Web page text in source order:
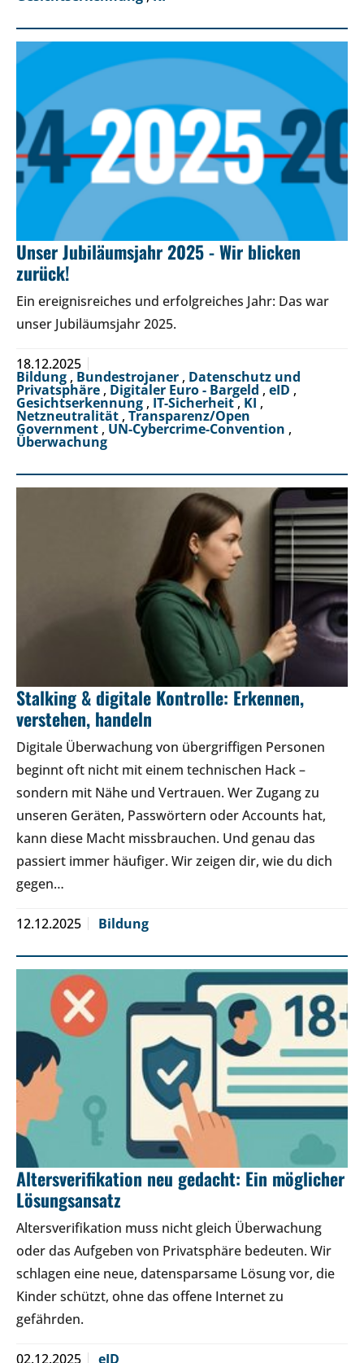
Unser Jubiläumsjahr 2025 - Wir blicken
zurück!
Ein ereignisreiches und erfolgreiches Jahr: Das war
unser Jubiläumsjahr 2025.
18.12.2025
Bildung , Bundestrojaner , Datenschutz und
Privatsphäre , Digitaler Euro - Bargeld , eID ,
Gesichtserkennung , IT-Sicherheit, KI ,
Netzneutralität , Transparenz/Open
Government , UN-Cybercrime-Convention ,
Überwachung
Stalking & digitale Kontrolle: Erkennen,
verstehen, handeln
Digitale Überwachung von übergriffigen Personen
beginnt oft nicht mit einem technischen Hack –
sondern mit Nähe und Vertrauen. Wer Zugang zu
unseren Geräten, Passwörtern oder Accounts hat,
kann diese Macht missbrauchen. Und genau das
passiert immer häufiger. Wir zeigen dir, wie du dich
gegen…
12.12.2025 Bildung
Altersverifikation neu gedacht: Ein möglicher
Lösungsansatz
Altersverifikation muss nicht gleich Überwachung
oder das Aufgeben von Privatsphäre bedeuten. Wir
schlagen eine neue, datensparsame Lösung vor, die
Kinder schützt, ohne das offene Internet zu
gefährden.
02.12.2025 eID